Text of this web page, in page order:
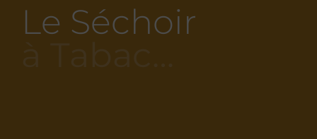
Le Séchoir